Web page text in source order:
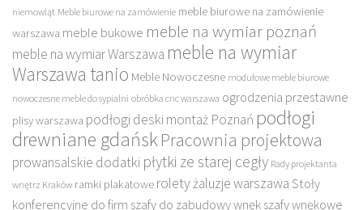
niemowląt Meble biurowe na zamówienie meble biurowe na zamówienie
warszawa meble bukowe meble na wymiar poznań
meble na wymiar Warszawa meble na wymiar
Warszawa tanio Meble Nowoczesne modułowe meble biurowe
nowoczesne meble do sypialni obróbka cnc warszawa ogrodzenia przestawne
plisy warszawa podłogi deski montaż Poznań podłogi
drewniane gdańskPracownia projektowa
prowansalskie dodatki płytki ze starej cegły Rady projektanta
wnętrz Kraków ramki plakatowe rolety żaluzje warszawa Stoły
konferencyjne do firm szafy do zabudowy wnęk szafy wnękowe